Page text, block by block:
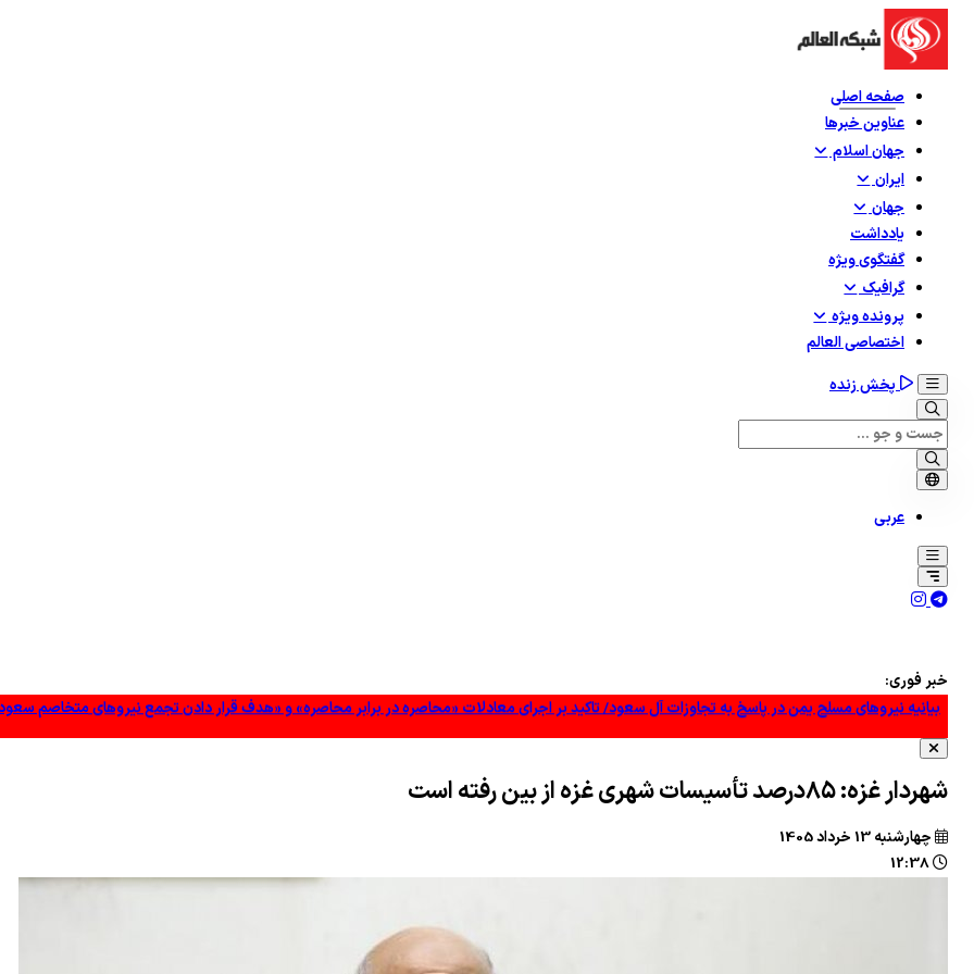
صفحه اصلی
عناوین خبرها
جهان اسلام
ایران
جهان
یادداشت
گفتگوی ویژه
گرافيک
پرونده ویژه
اختصاصی العالم
پخش زنده
عربی
خبر فوری:
بیانیه نیروهای مسلح یمن در پاسخ به تجاوزات آل سعود/ تاکید بر اجرای معادلات «محاصره در برابر محاصره» و «هدف قرار دادن تجمع نیروهای متخاصم
سی‌ان‌ان: ارتش آمریکا در پی راهی برای خروج از جنگ با ایران است
بقائی: پیش از آنکه کسی بتواند ادعای غنائم جنگی کند، ابتدا باید در جنگ پیروز شده باشد
انصارالله یمن: حقوق‌مان را با «قدرت» می‌گیریم
سپاه: اعتراف رسانه‌های خارجی به شکست ترامپ حاصل مجاهدت رسانه‌های انقلابی است
شهردار غزه: ۸۵درصد تأسیسات شهری غزه از بین رفته است
چهارشنبه 13 خرداد 1405